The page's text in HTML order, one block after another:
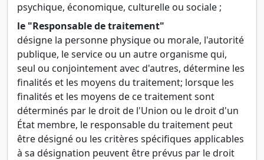
psychique, économique, culturelle ou sociale ;
le "Responsable de traitement"
désigne la personne physique ou morale, l'autorité
publique, le service ou un autre organisme qui,
seul ou conjointement avec d'autres, détermine les
finalités et les moyens du traitement; lorsque les
finalités et les moyens de ce traitement sont
déterminés par le droit de l'Union ou le droit d'un
État membre, le responsable du traitement peut
être désigné ou les critères spécifiques applicables
à sa désignation peuvent être prévus par le droit